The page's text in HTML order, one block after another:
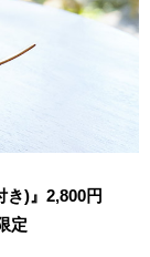
き)』2,800円
定